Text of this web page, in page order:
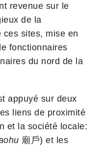
revenue sur le
de la
sites, mise en
fonctionnaires
du nord de la
appuyé sur deux
liens de proximité
et la société locale:
廟戶) et les